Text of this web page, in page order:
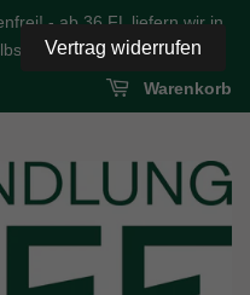
- ab 36 FL liefern wir in
Warenkorb
Vertrag widerrufen